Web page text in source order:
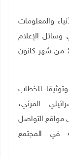
الأنباء والمعلومات
وسائل الإعلام
الإسرائيلية، في الفترة ما بين 15 وحتى 21 من شهر كانون
الـ(291) رصدا وتوثيقا للخطاب
المرئي،
التواصل
في المجتمع